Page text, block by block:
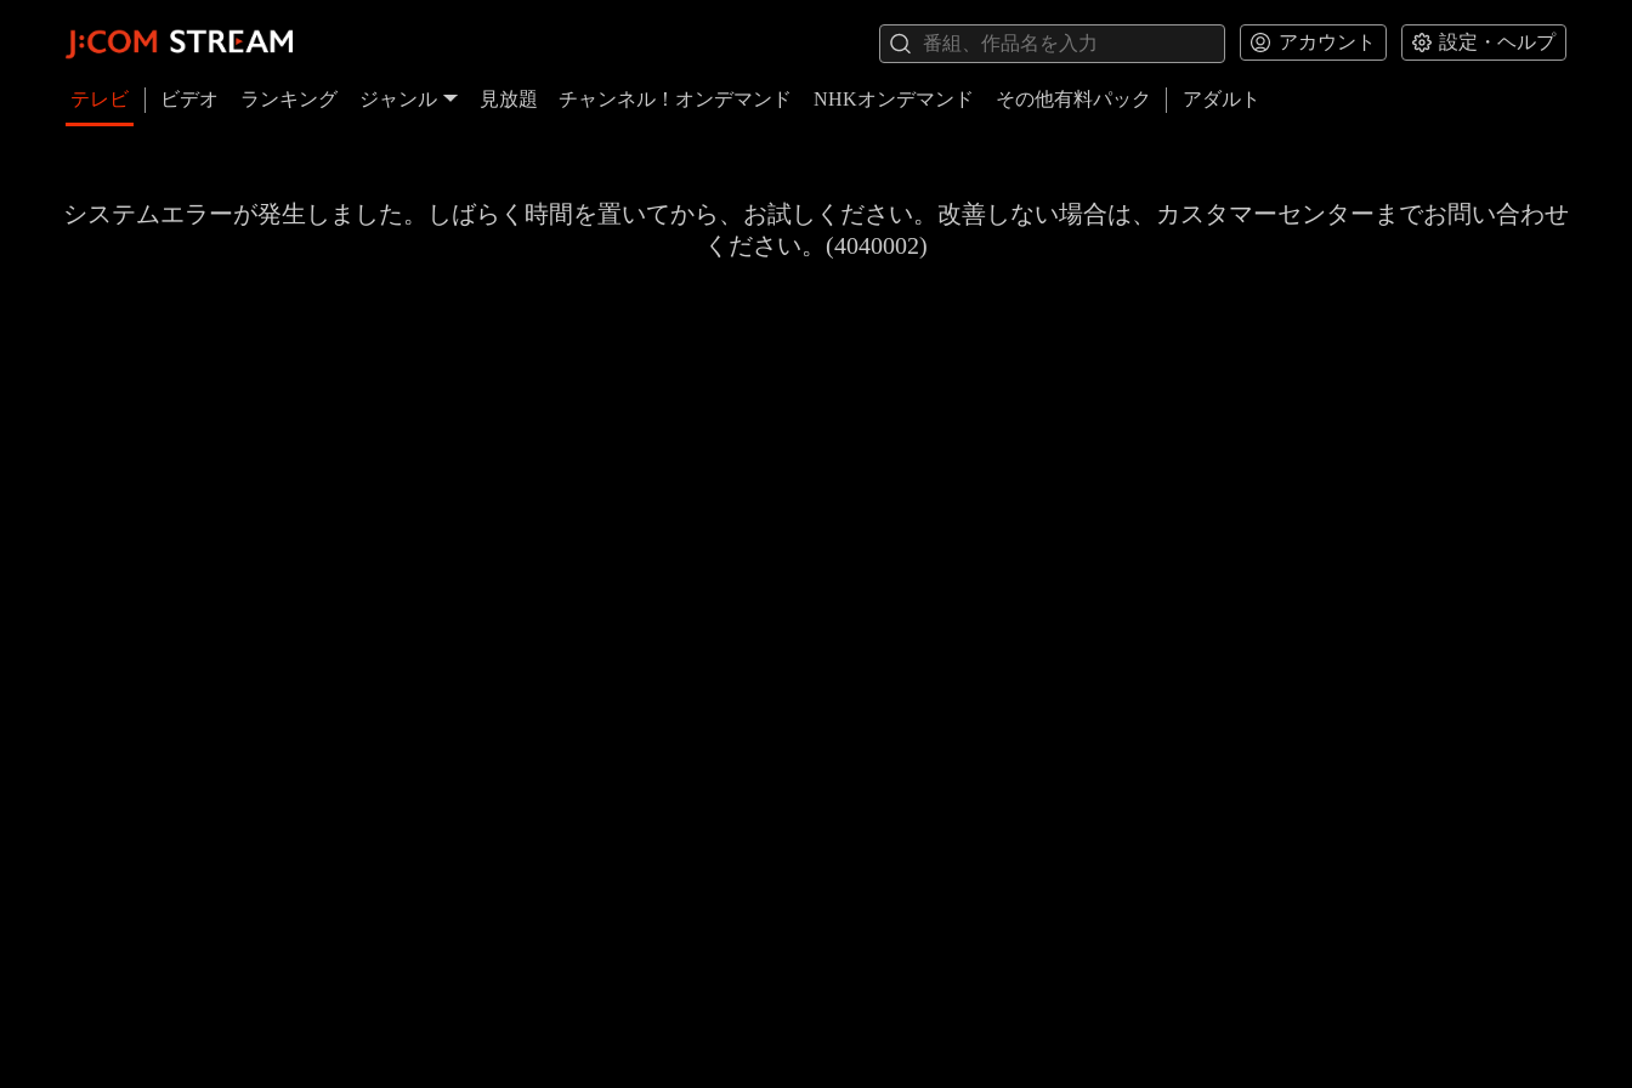
アカウント 設定・ヘルプ
テレビ ビデオ ランキング ジャンル 見放題 チャンネル！オンデマンド NHKオンデマンド その他有料パック アダルト
システムエラーが発生しました。しばらく時間を置いてから、お試しください。改善しない場合は、カスタマーセンターまでお問い合わせ
ください。(4040002)